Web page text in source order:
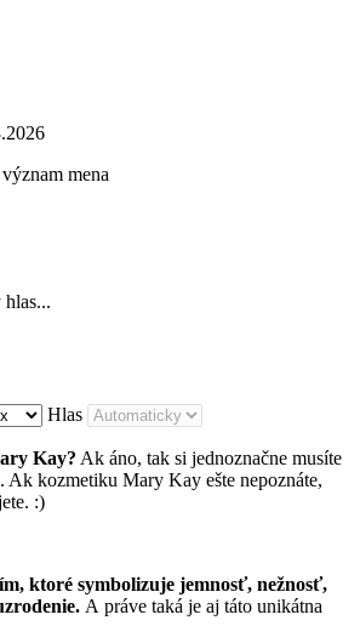
mena
Hlas
Kay? Ak áno, tak si jednoznačne musíte
kozmetiku Mary Kay ešte nepoznáte,
:)
ktoré symbolizuje jemnosť, nežnosť,
A práve taká je aj táto unikátna